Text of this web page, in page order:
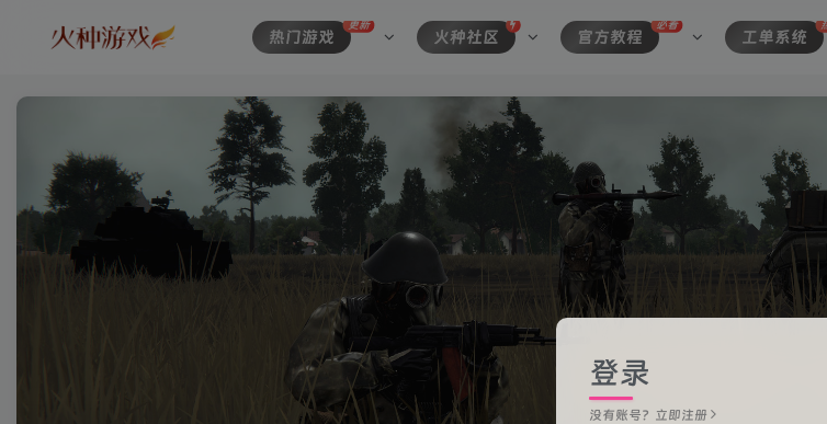
热门游戏
更新
火种社区 官方教程
必看
工单系统
登录
没有账号？立即注册